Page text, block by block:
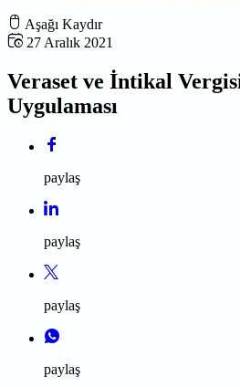
Aşağı Kaydır
27 Aralık 2021
Veraset ve İntikal
Uygulaması
paylaş
paylaş
paylaş
paylaş